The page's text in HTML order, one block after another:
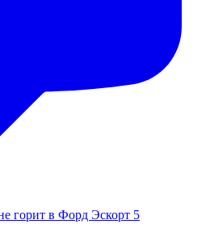
горит в Форд Эскорт 5